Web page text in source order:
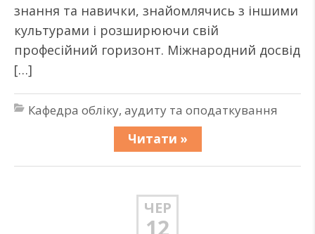
знання та навички, знайомлячись з іншими
культурами і розширюючи свій
професійний горизонт. Міжнародний досвід
[…]
Кафедра обліку, аудиту та оподаткування
Читати »
ЧЕР
12